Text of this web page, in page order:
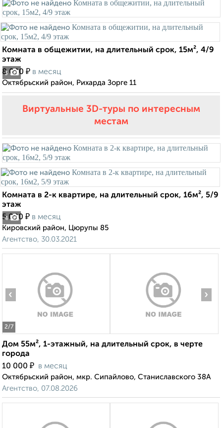
3
Комната в общежитии, на длительный срок, 15м², 4/9
этаж
8 000 ₽ в месяц
Октябрьский район, Рихарда Зорге 11
Виртуальные 3D-туры по интересным
местам
4
Комната в 2-к квартире, на длительный срок, 16м², 5/9
этаж
5 000 ₽ в месяц
Кировский район, Цюрупы 85
Агентство, 30.03.2021
2/7
‹ ›
Дом 55м², 1-этажный, на длительный срок, в черте
города
10 000 ₽ в месяц
Октябрьский район, мкр. Сипайлово, Станиславского 38А
Агентство, 07.08.2026